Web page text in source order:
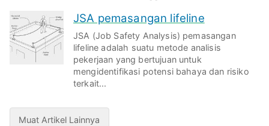
JSA pemasangan lifeline
JSA (Job Safety Analysis) pemasangan
lifeline adalah suatu metode analisis
pekerjaan yang bertujuan untuk
mengidentifikasi potensi bahaya dan risiko
terkait...
Muat Artikel Lainnya